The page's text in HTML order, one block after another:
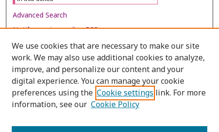
Advanced Search
Notify me via email orRSS
Browse
Collections
Disciplines
Authors
We use cookies that are necessary to make our site
work. We may also use additional cookies to analyze,
improve, and personalize our content and your
digital experience. You can manage your cookie
preferences using the Cookie settings link. For more
information, see our Cookie Policy